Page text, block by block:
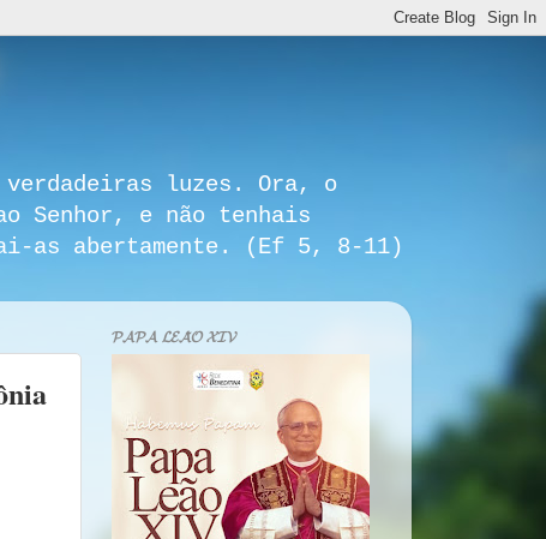
verdadeiras luzes. Ora, o
Senhor, e não tenhais
as abertamente. (Ef 5, 8-11)
𝓟𝓐𝓟𝓐 𝓛𝓔𝓐̃𝓞 𝓧𝓘𝓥